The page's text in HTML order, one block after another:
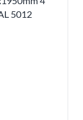
5012